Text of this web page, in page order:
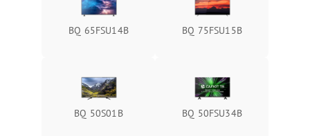
BQ 65FSU14B BQ 75FSU15B
BQ 50S01B BQ 50FSU34B